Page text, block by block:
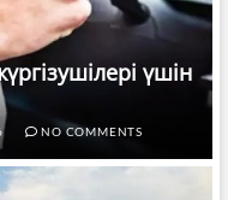
үшін
NO COMMENTS